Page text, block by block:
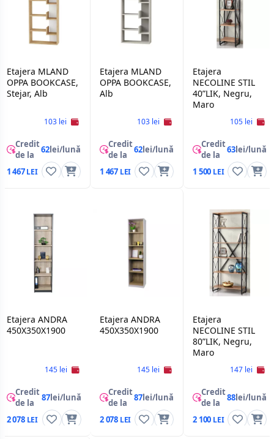
Etajera MLAND
OPPA BOOKCASE,
Stejar, Alb
103 lei
Credit
de la
62lei/lună
1 467
Etajera MLAND
OPPA BOOKCASE,
Alb
103 lei
Credit
de la
62lei/lună
1 467
Etajera
NECOLINE STIL
40”LIK, Negru,
Maro
105 lei
Credit
de la
63lei/lună
1 500
Etajera ANDRA
450X350X1900
145 lei
Credit
de la
87lei/lună
2 078
Etajera ANDRA
450X350X1900
145 lei
Credit
de la
87lei/lună
2 078
Etajera
NECOLINE STIL
80”LIK, Negru,
Maro
147 lei
Credit
de la
88lei/lună
2 100